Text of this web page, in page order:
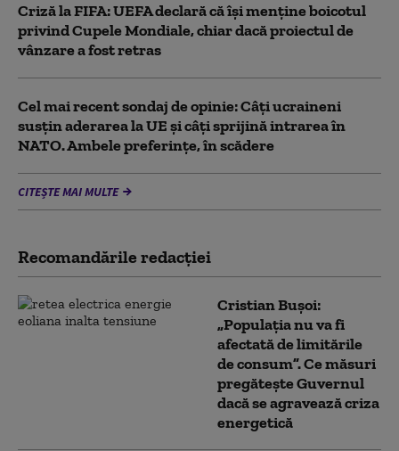
Criză la FIFA: UEFA declară că îşi menţine boicotul
privind Cupele Mondiale, chiar dacă proiectul de
vânzare a fost retras
Cel mai recent sondaj de opinie: Câți ucraineni
susțin aderarea la UE și câți sprijină intrarea în
NATO. Ambele preferințe, în scădere
CITEȘTE MAI MULTE
Recomandările redacţiei
Cristian Bușoi:
„Populația nu va fi
afectată de limitările
de consum”. Ce măsuri
pregătește Guvernul
dacă se agravează criza
energetică